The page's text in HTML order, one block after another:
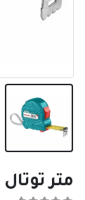
متر توتال